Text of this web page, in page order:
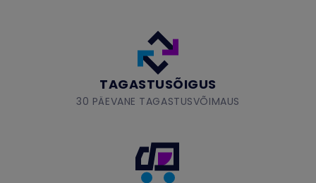
TAGASTUSÕIGUS
30 PÄEVANE TAGASTUSVÕIMAUS